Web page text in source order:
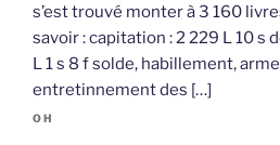
s’est trouvé monter à 3 160
savoir : capitation : 2 229 L 10 s
L 1 s 8 f solde, habillement,
entretinnement des […]
OH